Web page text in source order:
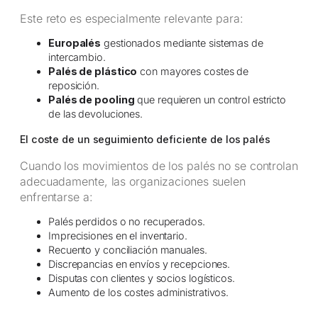
Este reto es especialmente relevante para:
Europalés gestionados mediante sistemas de
intercambio.
Palés de plástico con mayores costes de
reposición.
Palés de pooling que requieren un control estricto
de las devoluciones.
El coste de un seguimiento deficiente de los palés
Cuando los movimientos de los palés no se controlan
adecuadamente, las organizaciones suelen
enfrentarse a:
Palés perdidos o no recuperados.
Imprecisiones en el inventario.
Recuento y conciliación manuales.
Discrepancias en envíos y recepciones.
Disputas con clientes y socios logísticos.
Aumento de los costes administrativos.